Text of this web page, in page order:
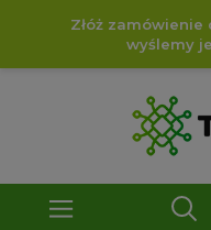
Złóż zamówienie
wyślemy